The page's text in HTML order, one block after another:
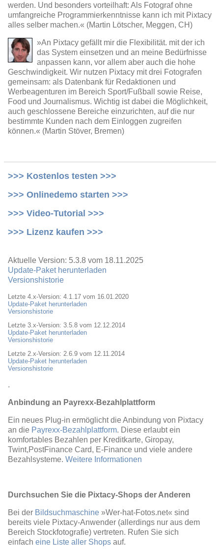
werden. Und besonders vorteilhaft: Als Fotograf ohne
umfangreiche Programmierkenntnisse kann ich mit Pixtacy
alles selber machen.« (Martin Lötscher, Meggen, CH)
»An Pixtacy gefällt mir die Flexibilität. mit der ich
das System einsetzen und an meine Bedürfnisse
anpassen kann, vor allem aber auch die hohe
Geschwindigkeit. Wir nutzen Pixtacy mit drei Fotografen
gemeinsam: als Datenbank für Redaktionen und
Werbeagenturen im Bereich Sport/Fußball sowie Reise,
Food und Journalismus. Wichtig ist dabei die Möglichkeit,
auch geschlossene Bereiche einzurichten, auf die nur
bestimmte Kunden nach dem Einloggen zugreifen
können.« (Martin Stöver, Bremen)
>>> Kostenlos testen >>>
>>> Onlinedemo starten >>>
>>> Video-Tutorial >>>
>>> Lizenz kaufen >>>
Aktuelle Version: 5.3.8 vom 18.11.2025
Update-Paket herunterladen
Versionshistorie
Letzte 4.x-Version: 4.1.17 vom 16.01.2020
Update-Paket herunterladen
Versionshistorie
Letzte 3.x-Version: 3.5.8 vom 12.12.2014
Update-Paket herunterladen
Versionshistorie
Letzte 2.x-Version: 2.6.9 vom 12.11.2014
Update-Paket herunterladen
Versionshistorie
.
Anbindung an Payrexx-Bezahlplattform
Ein neues Plug-in ermöglicht die Anbindung von Pixtacy
an die Payrexx-Bezahlplattform. Diese erlaubt ein
komfortables Bezahlen per Kreditkarte, Giropay,
Twint,PostFinance Card, E-Finance und viele andere
Bezahlsysteme. Weitere Informationen
Durchsuchen Sie die Pixtacy-Shops der Anderen
Bei der Bildsuchmaschine »Wer-hat-Fotos.net« sind
bereits viele Pixtacy-Anwender (allerdings nur aus dem
Bereich Stockfotografie) vertreten. Rufen Sie sich
einfach eine Liste aller Shops auf.